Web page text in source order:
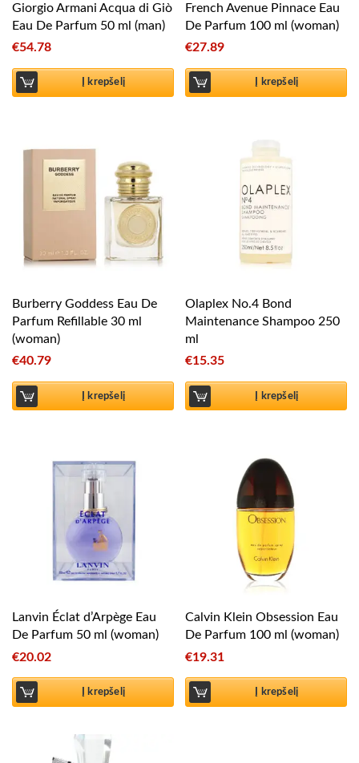
Giorgio Armani Acqua di Giò
Eau De Parfum 50 ml (man)
€54.78
Į krepšelį
French Avenue Pinnace Eau
De Parfum 100 ml (woman)
€27.89
Į krepšelį
Burberry Goddess Eau De
Parfum Refillable 30 ml
(woman)
€40.79
Į krepšelį
Olaplex No.4 Bond
Maintenance Shampoo 250
ml
€15.35
Į krepšelį
Lanvin Éclat d’Arpège Eau
De Parfum 50 ml (woman)
€20.02
Į krepšelį
Calvin Klein Obsession Eau
De Parfum 100 ml (woman)
€19.31
Į krepšelį